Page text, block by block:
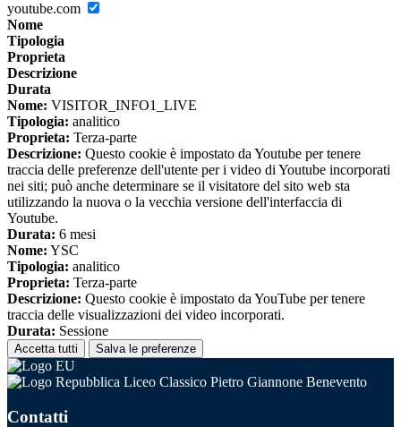
youtube.com
Nome
Tipologia
Proprieta
Descrizione
Durata
Nome: VISITOR_INFO1_LIVE
Tipologia: analitico
Proprieta: Terza-parte
Descrizione: Questo cookie è impostato da Youtube per tenere
traccia delle preferenze dell'utente per i video di Youtube incorporati
nei siti; può anche determinare se il visitatore del sito web sta
utilizzando la nuova o la vecchia versione dell'interfaccia di
Youtube.
Durata: 6 mesi
Nome: YSC
Tipologia: analitico
Proprieta: Terza-parte
Descrizione: Questo cookie è impostato da YouTube per tenere
traccia delle visualizzazioni dei video incorporati.
Durata: Sessione
Accetta tutti Salva le preferenze
Liceo Classico Pietro Giannone Benevento
Contatti